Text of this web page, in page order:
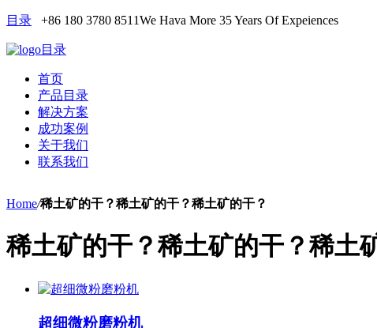
目录 +86 180 3780 8511We Hava More 35 Years Of Expeiences
目录
首页
产品目录
解决方案
成功案例
关于我们
联系我们
Home/稀土矿的干？稀土矿的干？稀土矿的干？
稀土矿的干？稀土矿的干？稀土
超细微粉磨粉机